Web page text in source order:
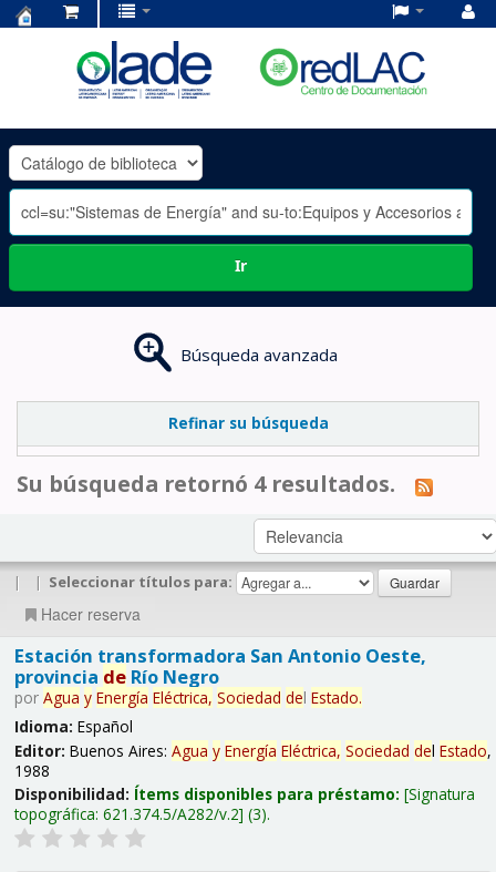
OLADE
-
Ir
Búsqueda avanzada
Refinar su búsqueda
Su búsqueda retornó 4 resultados.
| | Seleccionar títulos para:
Hacer reserva
Estación transformadora San Antonio Oeste,
provincia deRío Negro
por Agua y Energía Eléctrica, Sociedad del Estado.
Idioma: Español
Editor: Buenos Aires: Agua y Energía Eléctrica, Sociedad del Estado,
1988
Disponibilidad: Ítems disponibles para préstamo: Signatura
topográfica: 621.374.5/A282/v.2 (3).